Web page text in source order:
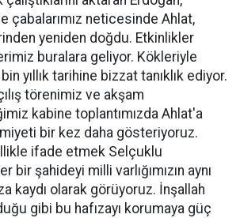
çabalarımız neticesinde Ahlat,
yeniden doğdu. Etkinlikler
buralara geliyor. Kökleriyle
bin yıllık tarihine bizzat tanıklık ediyor.
törenimiz ve akşam
kabine toplantımızda Ahlat'a
bir kez daha gösteriyoruz.
ifade etmek Selçuklu
bir şahideyi milli varlığımızın aynı
kaydı olarak görüyoruz. İnşallah
gibi bu hafızayı korumaya güç